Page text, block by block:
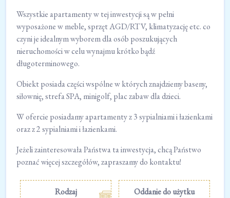
Wszystkie apartamenty w tej inwestycji są w pełni
wyposażone w meble, sprzęt AGD/RTV, klimatyzację etc. co
czyni je idealnym wyborem dla osób poszukujących
nieruchomości w celu wynajmu krótko bądź
długoterminowego.
Obiekt posiada części wspólne w których znajdziemy baseny,
siłownię, strefa SPA, minigolf, plac zabaw dla dzieci.
W ofercie posiadamy apartamenty z 3 sypialniami i łazienkami
oraz z 2 sypialniami i łazienkami.
Jeżeli zainteresowała Państwa ta inwestycja, chcą Państwo
poznać więcej szczegółów, zapraszamy do kontaktu!
Rodzaj
Oddanie do użytku